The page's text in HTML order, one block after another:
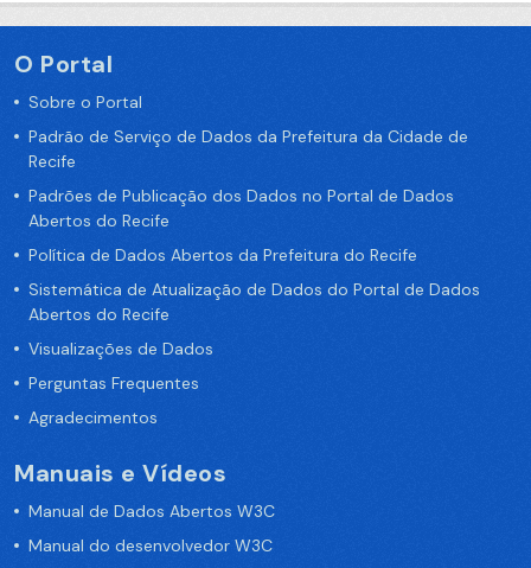
O Portal
Sobre o Portal
Padrão de Serviço de Dados da Prefeitura da Cidade de
Recife
Padrões de Publicação dos Dados no Portal de Dados
Abertos do Recife
Política de Dados Abertos da Prefeitura do Recife
Sistemática de Atualização de Dados do Portal de Dados
Abertos do Recife
Visualizações de Dados
Perguntas Frequentes
Agradecimentos
Manuais e Vídeos
Manual de Dados Abertos W3C
Manual do desenvolvedor W3C